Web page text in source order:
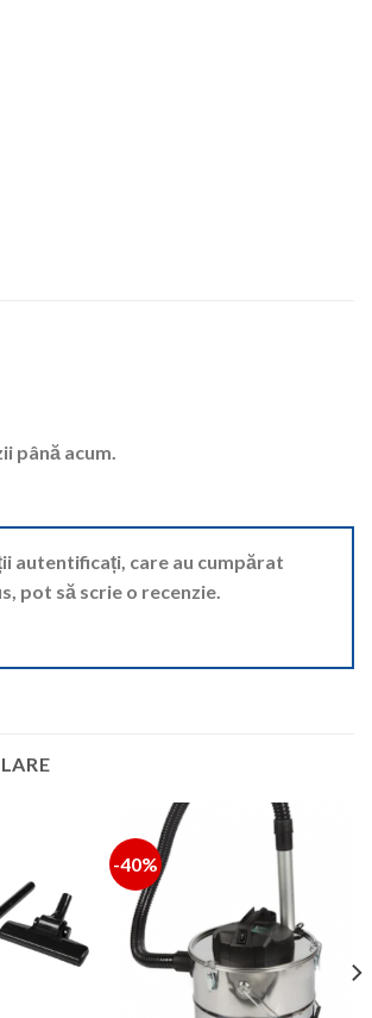
până acum.
autentificați, care au cumpărat
pot să scrie o recenzie.
-40%